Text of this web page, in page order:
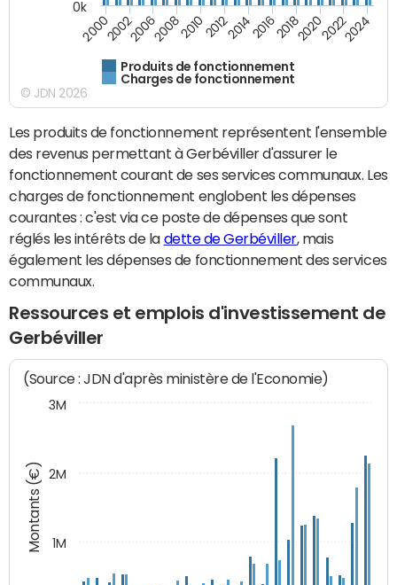
Produits de fonctionnement
Charges de fonctionnement
200020022006200820102012201420162018202020222024
0k
© JDN 2026
Les produits de fonctionnement représentent l'ensemble
des revenus permettant à Gerbéviller d'assurer le
fonctionnement courant de ses services communaux. Les
charges de fonctionnement englobent les dépenses
courantes : c'est via ce poste de dépenses que sont
réglés les intérêts de la dette de Gerbéviller, mais
également les dépenses de fonctionnement des services
communaux.
Ressources et emplois d'investissement de
Gerbéviller
Montants (€)
(Source : JDN d'après ministère de l'Economie)
1M
2M
3M